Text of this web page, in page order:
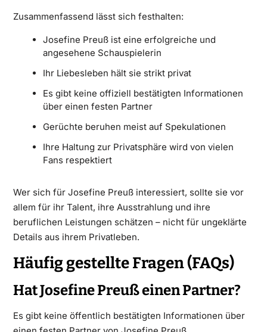
Zusammenfassend lässt sich festhalten:
Josefine Preuß ist eine erfolgreiche und
angesehene Schauspielerin
Ihr Liebesleben hält sie strikt privat
Es gibt keine offiziell bestätigten Informationen
über einen festen Partner
Gerüchte beruhen meist auf Spekulationen
Ihre Haltung zur Privatsphäre wird von vielen
Fans respektiert
Wer sich für Josefine Preuß interessiert, sollte sie vor
allem für ihr Talent, ihre Ausstrahlung und ihre
beruflichen Leistungen schätzen – nicht für ungeklärte
Details aus ihrem Privatleben.
Häufig gestellte Fragen (FAQs)
Hat Josefine Preuß einen Partner?
Es gibt keine öffentlich bestätigten Informationen über